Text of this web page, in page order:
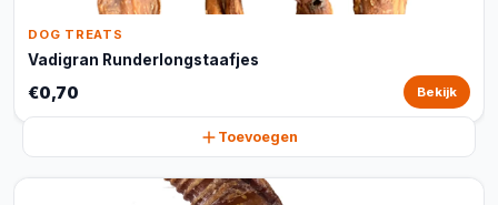
DOG TREATS
Vadigran Runderlongstaafjes
€0,70 Bekijk
Toevoegen